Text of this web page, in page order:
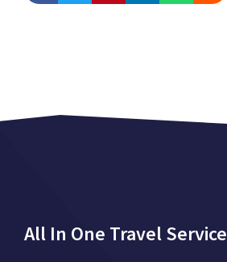
All In One Travel Service